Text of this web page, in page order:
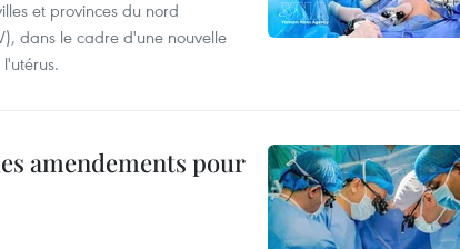
et provinces du nord
dans le cadre d'une nouvelle
amendements pour